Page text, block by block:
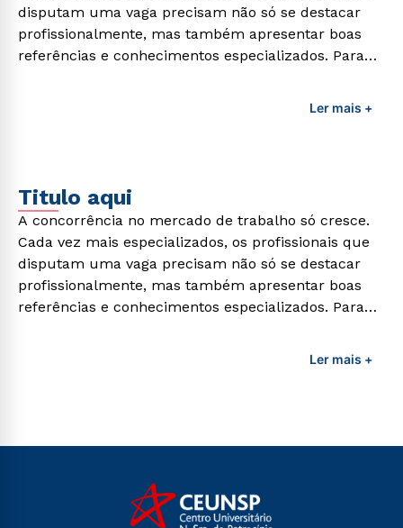
disputam uma vaga precisam não só se destacar
profissionalmente, mas também apresentar boas
referências e conhecimentos especializados. Para
profissionais da área é preciso garantir uma
Ler mais +
Titulo aqui
A concorrência no mercado de trabalho só cresce.
Cada vez mais especializados, os profissionais que
disputam uma vaga precisam não só se destacar
profissionalmente, mas também apresentar boas
referências e conhecimentos especializados. Para
profissionais da área é preciso garantir uma
Ler mais +